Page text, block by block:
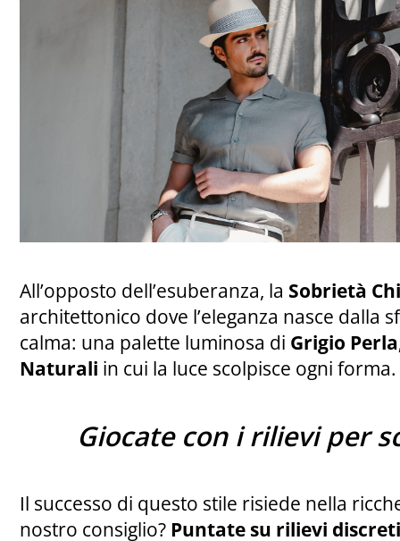
All’opposto dell’esuberanza, la Sobrietà
architettonico dove l’eleganza nasce dalla
calma: una palette luminosa di Grigio
Naturali in cui la luce scolpisce ogni forma.
Giocate con i rilievi per
Il successo di questo stile risiede nella
nostro consiglio? Puntate su rilievi